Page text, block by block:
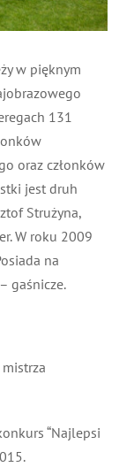
w pięknym
131
oraz członków
jest druh
Strużyna,
W roku 2009
na
gaśnicze.
“Najlepsi